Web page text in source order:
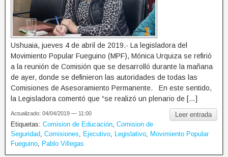
Ushuaia, jueves 4 de abril de 2019.- La legisladora del
Movimiento Popular Fueguino (MPF), Mónica Urquiza se refirió
a la reunión de Comisión que se desarrolló durante la mañana
de ayer, donde se definieron las autoridades de todas las
Comisiones de Asesoramiento Permanente. En este sentido,
la Legisladora comentó que “se realizó un plenario de […]
Leer entrada
Actualizado: 04/04/2019 — 11:00
Etiquetas: Comision de Educación Comision de
Seguridad Comisiones Ejecutivo Legislativo
Movimiento Popular
Fueguino
Pablo Villegas